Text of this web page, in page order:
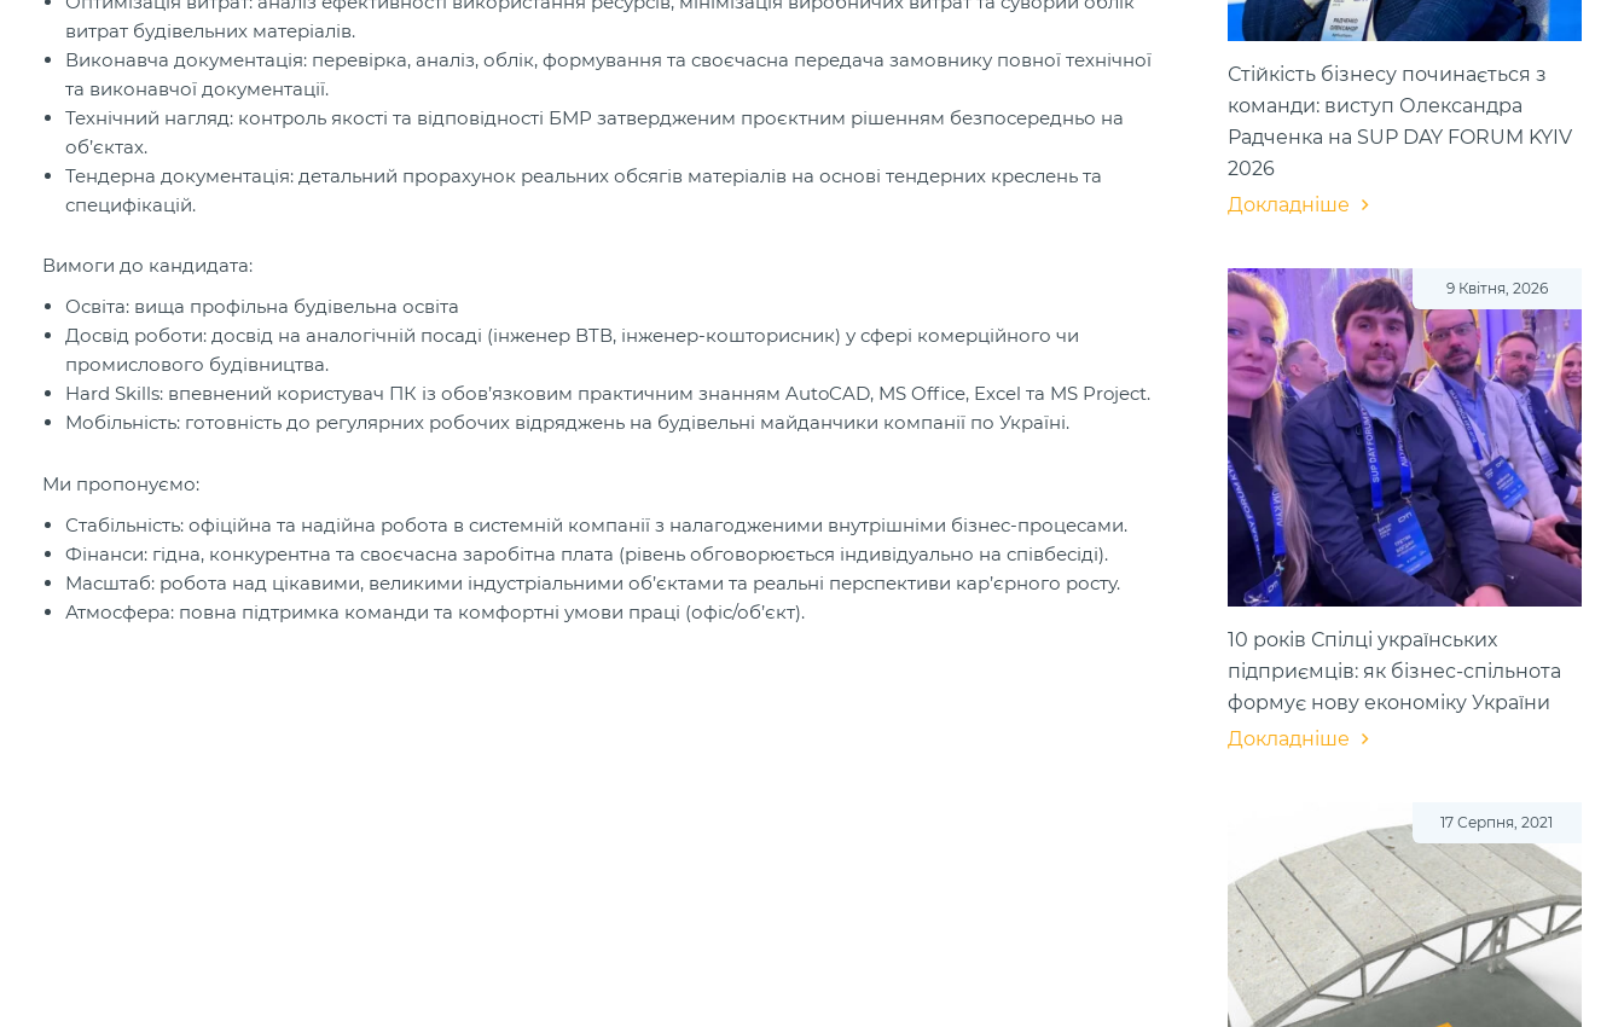
витрат будівельних матеріалів.
Виконавча документація: перевірка, аналіз, облік, формування та своєчасна передача замовнику повної технічної
та виконавчої документації.
Технічний нагляд: контроль якості та відповідності БМР затвердженим проєктним рішенням безпосередньо на
об’єктах.
Тендерна документація: детальний прорахунок реальних обсягів матеріалів на основі тендерних креслень та
специфікацій.
Вимоги до кандидата:
Освіта: вища профільна будівельна освіта
Досвід роботи: досвід на аналогічній посаді (інженер ВТВ, інженер-кошторисник) у сфері комерційного чи
промислового будівництва.
Hard Skills: впевнений користувач ПК із обов’язковим практичним знанням AutoCAD, MS Office, Excel та MS Project.
Мобільність: готовність до регулярних робочих відряджень на будівельні майданчики компанії по Україні.
Ми пропонуємо:
Стабільність: офіційна та надійна робота в системній компанії з налагодженими внутрішніми бізнес-процесами.
Фінанси: гідна, конкурентна та своєчасна заробітна плата (рівень обговорюється індивідуально на співбесіді).
Масштаб: робота над цікавими, великими індустріальними об’єктами та реальні перспективи кар’єрного росту.
Атмосфера: повна підтримка команди та комфортні умови праці (офіс/об’єкт).
Стійкість бізнесу починається з
команди: виступ Олександра
Радченка на SUP DAY FORUM KYIV
2026
Докладніше
9 Квітня, 2026
10 років Спілці українських
підприємців: як бізнес-спільнота
формує нову економіку України
Докладніше
17 Серпня, 2021